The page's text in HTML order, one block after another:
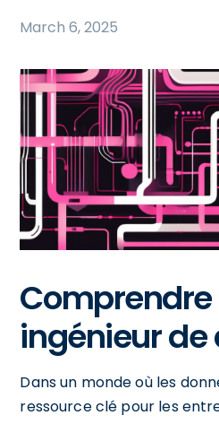
March 6, 2025
Comprendre
ingénieur de
Dans un monde où les
ressource clé pour les